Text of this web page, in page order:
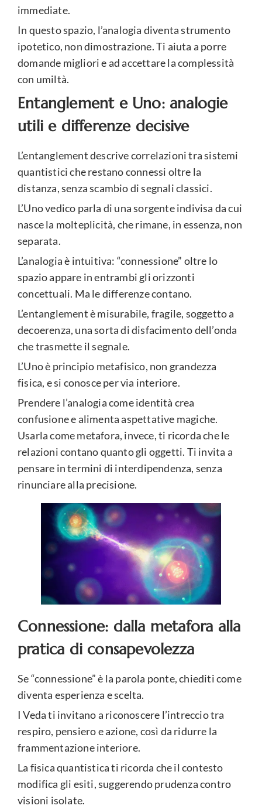
immediate.
In questo spazio, l’analogia diventa strumento
ipotetico, non dimostrazione. Ti aiuta a porre
domande migliori e ad accettare la complessità
con umiltà.
Entanglement e Uno: analogie
utili e differenze decisive
L’entanglement descrive correlazioni tra sistemi
quantistici che restano connessi oltre la
distanza, senza scambio di segnali classici.
L’Uno vedico parla di una sorgente indivisa da cui
nasce la molteplicità, che rimane, in essenza, non
separata.
L’analogia è intuitiva: “connessione” oltre lo
spazio appare in entrambi gli orizzonti
concettuali. Ma le differenze contano.
L’entanglement è misurabile, fragile, soggetto a
decoerenza, una sorta di disfacimento dell’onda
che trasmette il segnale.
L’Uno è principio metafisico, non grandezza
fisica, e si conosce per via interiore.
Prendere l’analogia come identità crea
confusione e alimenta aspettative magiche.
Usarla come metafora, invece, ti ricorda che le
relazioni contano quanto gli oggetti. Ti invita a
pensare in termini di interdipendenza, senza
rinunciare alla precisione.
Connessione: dalla metafora alla
pratica di consapevolezza
Se “connessione” è la parola ponte, chiediti come
diventa esperienza e scelta.
I Veda ti invitano a riconoscere l’intreccio tra
respiro, pensiero e azione, così da ridurre la
frammentazione interiore.
La fisica quantistica ti ricorda che il contesto
modifica gli esiti, suggerendo prudenza contro
visioni isolate.